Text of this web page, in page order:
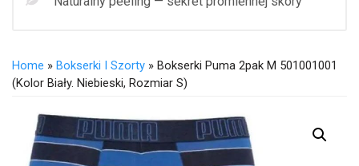
Home » Bokserki I Szorty » Bokserki Puma 2pak M 501001001
(kolor Biały. Niebieski, Rozmiar S)